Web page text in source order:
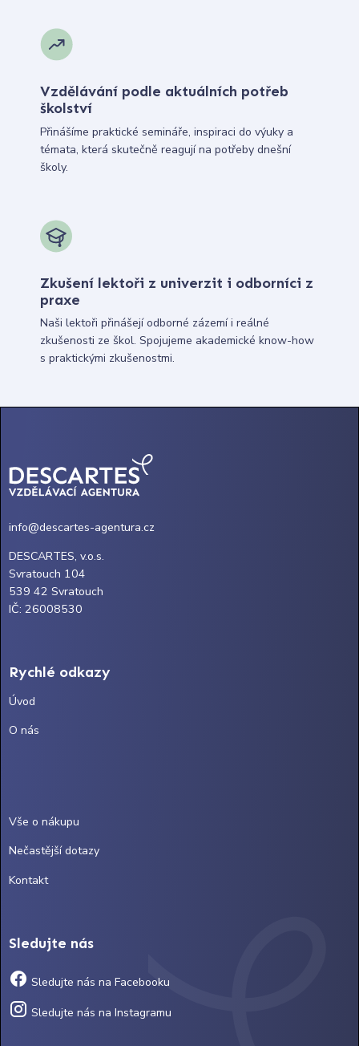
Vzdělávání podle aktuálních potřeb
školství
Přinášíme praktické semináře, inspiraci do výuky a
témata, která skutečně reagují na potřeby dnešní
školy.
Zkušení lektoři z univerzit i odborníci z
praxe
Naši lektoři přinášejí odborné zázemí i reálné
zkušenosti ze škol. Spojujeme akademické know-how
s praktickými zkušenostmi.
info@descartes-agentura.cz
DESCARTES, v.o.s.
Svratouch 104
539 42 Svratouch
IČ: 26008530
Rychlé odkazy
Úvod
O nás
Vše o nákupu
Nečastější dotazy
Kontakt
Sledujte nás
Sledujte nás na Facebooku
Sledujte nás na Instagramu